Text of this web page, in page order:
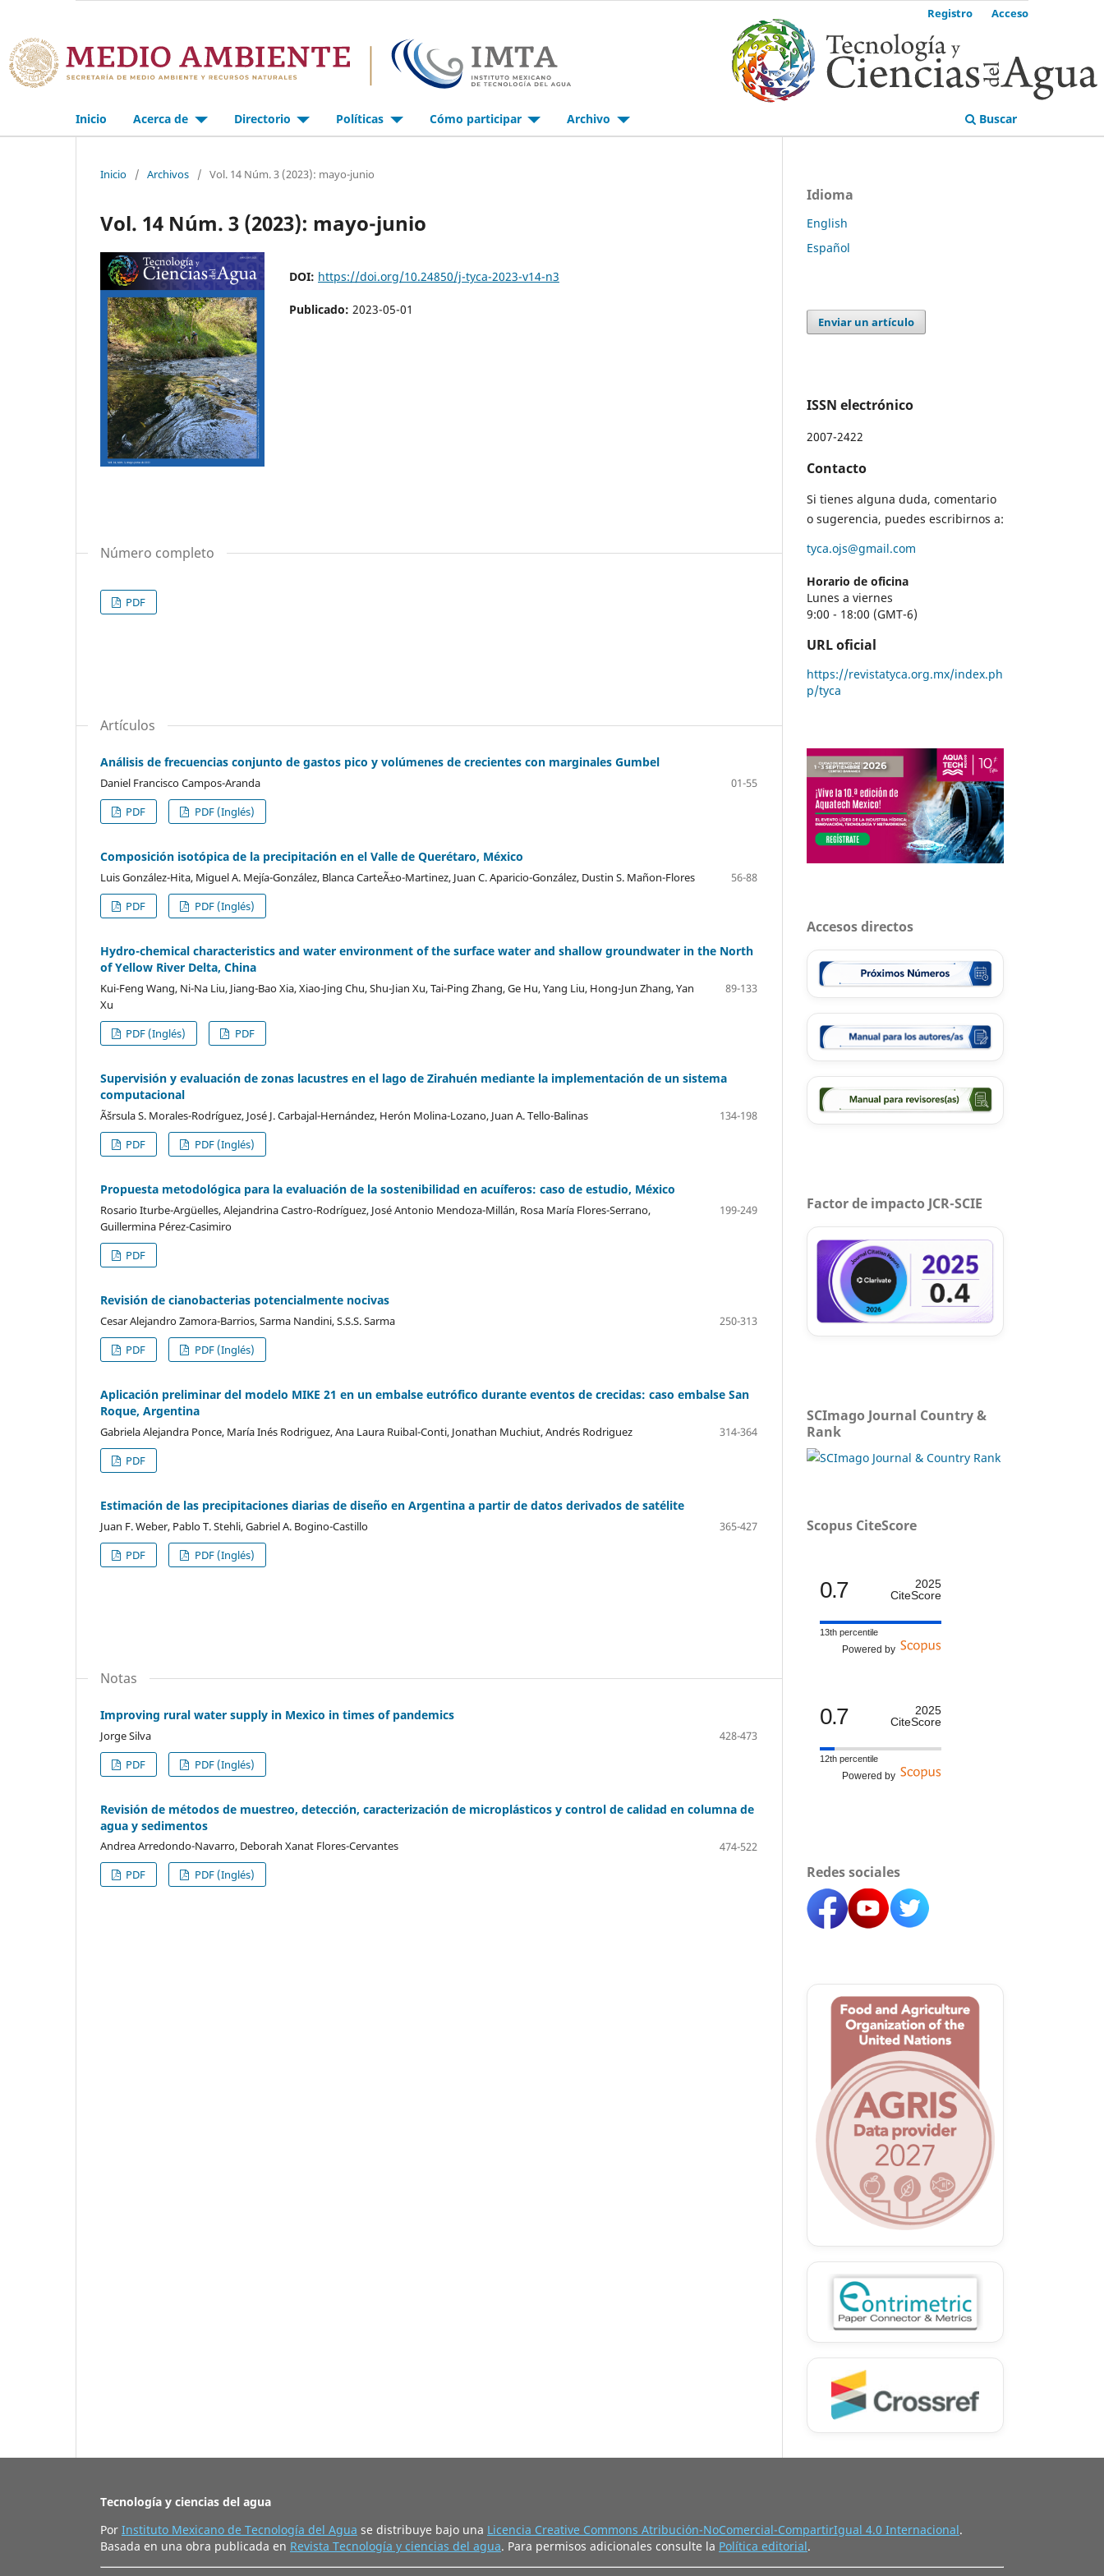
Inicio Acerca de Directorio Políticas Cómo participar Archivo Buscar
Registro Acceso
Inicio / Archivos / Vol. 14 Núm. 3 (2023): mayo-junio
Vol. 14 Núm. 3 (2023): mayo-junio
DOI: https://doi.org/10.24850/j-tyca-2023-v14-n3
Publicado: 2023-05-01
Número completo
PDF
Artículos
Análisis de frecuencias conjunto de gastos pico y volúmenes de crecientes con marginales Gumbel
Daniel Francisco Campos-Aranda
01-55
PDF
PDF (Inglés)
Composición isotópica de la precipitación en el Valle de Querétaro, México
Luis González-Hita, Miguel A. Mejía-González, Blanca CarteÃ±o-Martinez, Juan C. Aparicio-González, Dustin S. Mañon-Flores
56-88
PDF
PDF (Inglés)
Hydro-chemical characteristics and water environment of the surface water and shallow groundwater in the North
of Yellow River Delta, China
Kui-Feng Wang, Ni-Na Liu, Jiang-Bao Xia, Xiao-Jing Chu, Shu-Jian Xu, Tai-Ping Zhang, Ge Hu, Yang Liu, Hong-Jun Zhang, Yan
Xu
89-133
PDF (Inglés) PDF
Supervisión y evaluación de zonas lacustres en el lago de Zirahuén mediante la implementación de un sistema
computacional
Ãšrsula S. Morales-Rodríguez, José J. Carbajal-Hernández, Herón Molina-Lozano, Juan A. Tello-Balinas
134-198
PDF
PDF (Inglés)
Propuesta metodológica para la evaluación de la sostenibilidad en acuíferos: caso de estudio, México
Rosario Iturbe-Argüelles, Alejandrina Castro-Rodríguez, José Antonio Mendoza-Millán, Rosa María Flores-Serrano,
Guillermina Pérez-Casimiro
199-249
PDF
Revisión de cianobacterias potencialmente nocivas
Cesar Alejandro Zamora-Barrios, Sarma Nandini, S.S.S. Sarma
250-313
PDF
PDF (Inglés)
Aplicación preliminar del modelo MIKE 21 en un embalse eutrófico durante eventos de crecidas: caso embalse San
Roque, Argentina
Gabriela Alejandra Ponce, María Inés Rodriguez, Ana Laura Ruibal-Conti, Jonathan Muchiut, Andrés Rodriguez
314-364
PDF
Estimación de las precipitaciones diarias de diseño en Argentina a partir de datos derivados de satélite
Juan F. Weber, Pablo T. Stehli, Gabriel A. Bogino-Castillo
365-427
PDF
PDF (Inglés)
Notas
Improving rural water supply in Mexico in times of pandemics
Jorge Silva
428-473
PDF
PDF (Inglés)
Revisión de métodos de muestreo, detección, caracterización de microplásticos y control de calidad en columna de
agua y sedimentos
Andrea Arredondo-Navarro, Deborah Xanat Flores-Cervantes
474-522
PDF
PDF (Inglés)
Idioma
English
Español
Enviar un artículo
ISSN electrónico
2007-2422
Contacto
Si tienes alguna duda, comentario
o sugerencia, puedes escribirnos a:
tyca.ojs@gmail.com
Horario de oficina
Lunes a viernes
9:00 - 18:00 (GMT-6)
URL oficial
https://revistatyca.org.mx/index.ph
p/tyca
Accesos directos
Factor de impacto JCR-SCIE
SCImago Journal Country &
Rank
Scopus CiteScore
0.7
2025
CiteScore
13th percentile
Powered by
0.7
2025
CiteScore
12th percentile
Powered by
Redes sociales
Tecnología y ciencias del agua
Por Instituto Mexicano de Tecnología del Agua se distribuye bajo una Licencia Creative Commons Atribución-NoComercial-CompartirIgual 4.0 Internacional.
Basada en una obra publicada en Revista Tecnología y ciencias del agua. Para permisos adicionales consulte la Política editorial.